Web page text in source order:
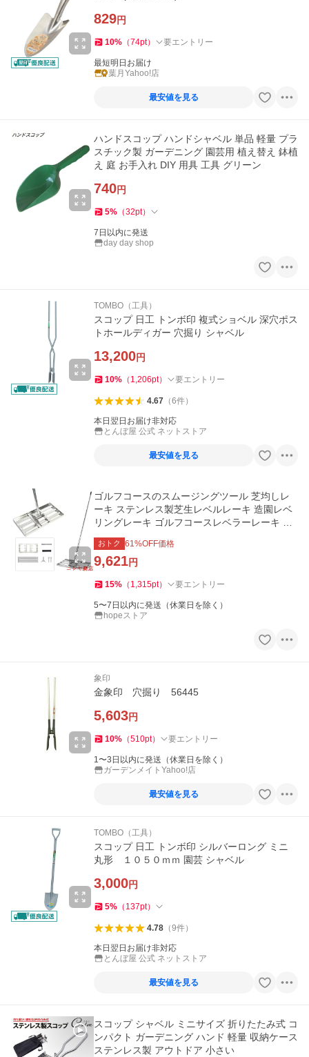
829円
10% （74pt） 要エントリー
最短明日お届け
葉月Yahoo!店
最安値を見る
ハンドスコップ ハンドシャベル 単品 軽量 プラ
スチック製 ガーデニング 園芸用 植え替え 鉢植
え 庭 お手入れ DIY 用具 工具 グリーン
740円
5% （32pt）
7日以内に発送
day day shop
TOMBO（工具）
スコップ 日工 トンボ印 複式ショベル 深穴ポス
トホールディガー 穴掘り シャベル
13,200円
10% （ 1,206pt） 要エントリー
4.67（6件）
本日翌日お届け非対応
とんぼ屋 公式 ネットストア
最安値を見る
ゴルフコースのスムージングツール 芝均しレ
ーキ ステンレス製芝生レベルレーキ 造園レベ
リングレーキ ゴルフコースレベラーレーキ 農
場、芝生、庭園、ゴル
おトク 61%OFF価格
9,621円
15% （ 1,315pt） 要エントリー
5〜7日以内に発送（休業日を除く）
hopeストア
象印
金象印 穴掘り 56445
5,603円
10% （510pt） 要エントリー
1〜3日以内に発送（休業日を除く）
ガーデンメイトYahoo!店
最安値を見る
TOMBO（工具）
スコップ 日工 トンボ印 シルバーロング ミニ
丸形 １０５０ｍｍ 園芸 シャベル
3,000円
5% （ 137pt）
4.78（9件）
本日翌日お届け非対応
とんぼ屋 公式 ネットストア
最安値を見る
スコップ シャベル ミニサイズ 折りたたみ式 コ
ンパクト ガーデニング ハンド 軽量 収納ケース
ステンレス製 アウトドア 小さい